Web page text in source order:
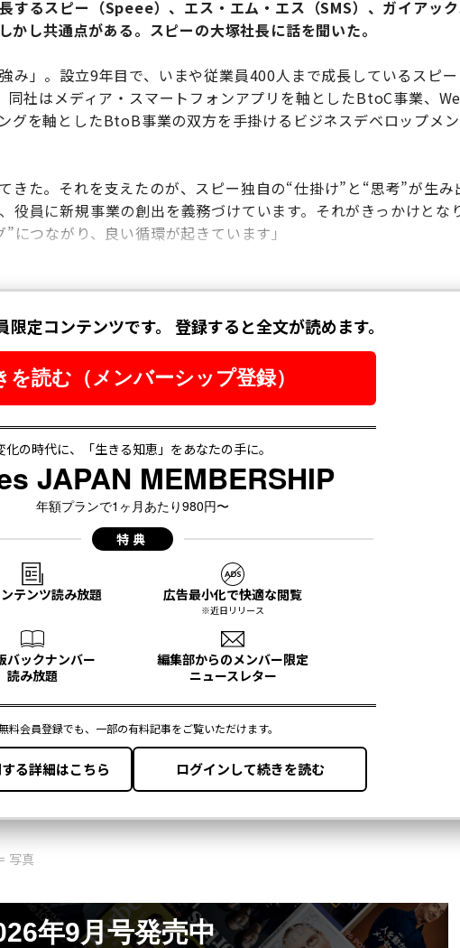
するスピー（Speee）、エス・エム・エス（SMS）、ガイアッ
かし共通点がある。 スピーの大塚社長に話を聞いた。
み」。設立9年目で、いまや従業員400人まで成長しているスピ
同社はメディア・スマートフォンアプリを軸としたBtoC事業、
グを軸としたBtoB事業の双方を手掛けるビジネスデベロップメ
きた。それを支えたのが、スピー独自の“仕掛け”と“思考”が生み
役員に新規事業の創出を義務づけています。それがきっかけとなり
につながり、良い循環が起きています」
写真
年9月号発売中